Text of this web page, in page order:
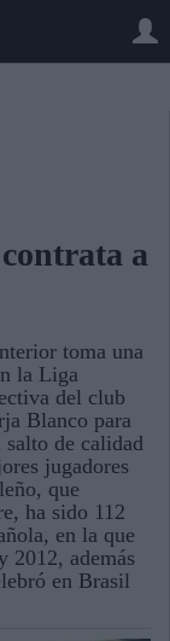
a
toma una
la Liga
del club
Blanco para
de calidad
jugadores
que
ha sido 112
en la que
2012, además
en Brasil